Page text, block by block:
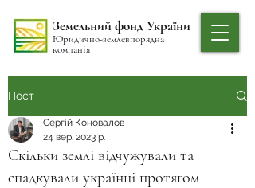
Земельний фонд України
Юридично-землевпорядна
компанія
Пост
Скільки землі відчужували та
спадкували українці протягом
Сергій Коновалов
24 вер. 2023 р.